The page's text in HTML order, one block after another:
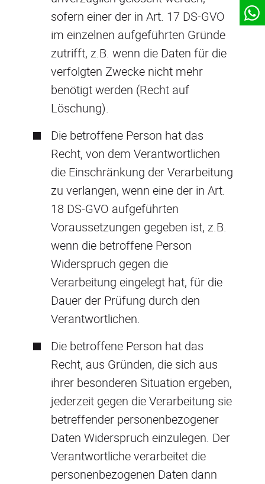
sofern einer der in Art. 17 DS-GVO
im einzelnen aufgeführten Gründe
zutrifft, z.B. wenn die Daten für die
verfolgten Zwecke nicht mehr
benötigt werden (Recht auf
Löschung).
Die betroffene Person hat das
Recht, von dem Verantwortlichen
die Einschränkung der Verarbeitung
zu verlangen, wenn eine der in Art.
18 DS-GVO aufgeführten
Voraussetzungen gegeben ist, z.B.
wenn die betroffene Person
Widerspruch gegen die
Verarbeitung eingelegt hat, für die
Dauer der Prüfung durch den
Verantwortlichen.
Die betroffene Person hat das
Recht, aus Gründen, die sich aus
ihrer besonderen Situation ergeben,
jederzeit gegen die Verarbeitung sie
betreffender personenbezogener
Daten Widerspruch einzulegen. Der
Verantwortliche verarbeitet die
personenbezogenen Daten dann